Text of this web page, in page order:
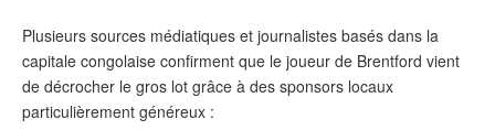
Plusieurs sources médiatiques et journalistes basés dans la
capitale congolaise confirment que le joueur de Brentford vient
de décrocher le gros lot grâce à des sponsors locaux
particulièrement généreux :